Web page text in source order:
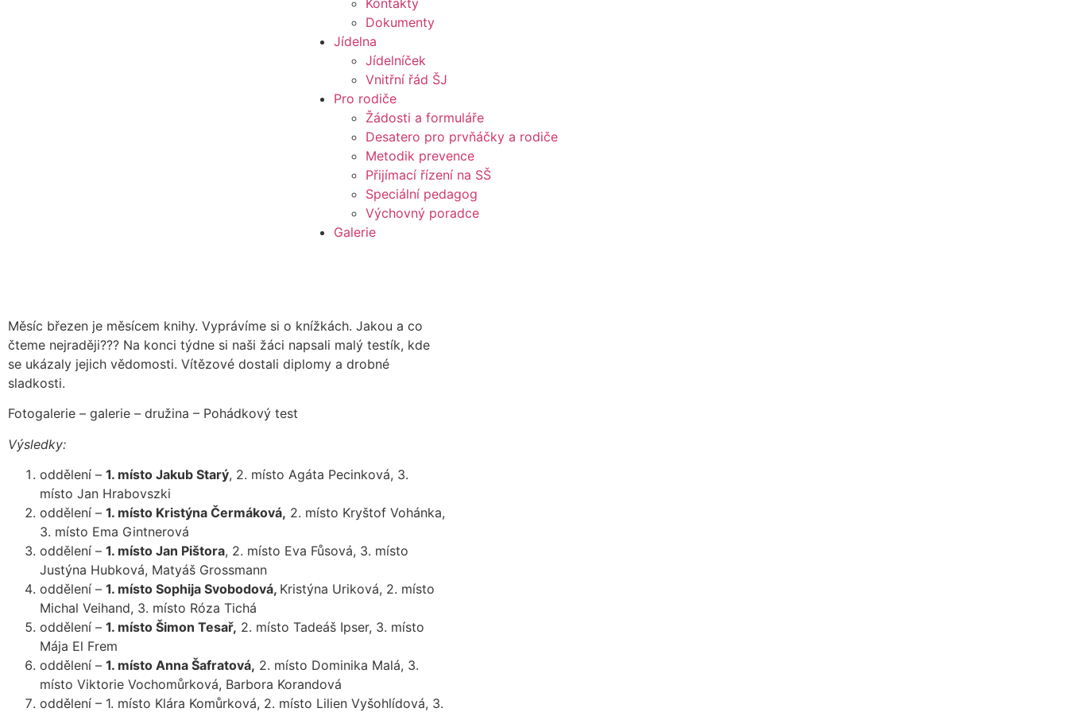
Kontakty
Dokumenty
Jídelna
Jídelníček
Vnitřní řád ŠJ
Pro rodiče
Žádosti a formuláře
Desatero pro prvňáčky a rodiče
Metodik prevence
Přijímací řízení na SŠ
Speciální pedagog
Výchovný poradce
Galerie
Měsíc březen je měsícem knihy. Vyprávíme si o knížkách. Jakou a co
čteme nejraději??? Na konci týdne si naši žáci napsali malý testík, kde
se ukázaly jejich vědomosti. Vítězové dostali diplomy a drobné
sladkosti.
Fotogalerie – galerie – družina – Pohádkový test
Výsledky:
oddělení – 1. místo Jakub Starý, 2. místo Agáta Pecinková, 3.
místo Jan Hrabovszki
oddělení – 1. místo Kristýna Čermáková, 2. místo Kryštof Vohánka,
3. místo Ema Gintnerová
oddělení – 1. místo Jan Pištora, 2. místo Eva Fůsová, 3. místo
Justýna Hubková, Matyáš Grossmann
oddělení – 1. místo Sophija Svobodová, Kristýna Uriková, 2. místo
Michal Veihand, 3. místo Róza Tichá
oddělení – 1. místo Šimon Tesař, 2. místo Tadeáš Ipser, 3. místo
Mája El Frem
oddělení – 1. místo Anna Šafratová, 2. místo Dominika Malá, 3.
místo Viktorie Vochomůrková, Barbora Korandová
oddělení – 1. místo Klára Komůrková, 2. místo Lilien Vyšohlídová, 3.